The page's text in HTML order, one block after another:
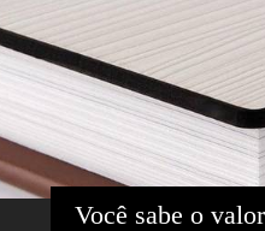
Você sabe o